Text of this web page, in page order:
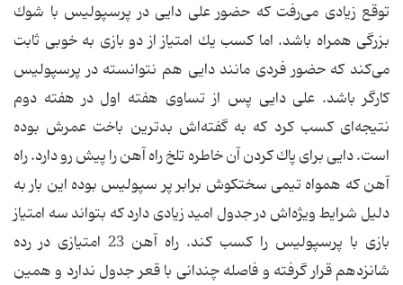
توقع زیادی می‌رفت كه حضور علی دایی در پرسپولیس با شوك
بزرگی همراه باشد. اما كسب یك امتیاز از دو بازی به خوبی ثابت
می‌كند كه حضور فردی مانند دایی هم نتوانسته در پرسپولیس
كارگر باشد. علی دایی پس از تساوی هفته اول در هفته دوم
نتیجه‌ای كسب كرد كه به گفته‌اش بدترین باخت عمرش بوده
است. دایی برای پاك كردن آن خاطره تلخ راه آهن را پیش رو دارد. راه
آهن كه همواه تیمی سختكوش برابر پر سپولیس بوده این بار به
دلیل شرایط ویژه‌اش در جدول امید زیادی دارد كه بتواند سه امتیاز
بازی با پرسپولیس را كسب كند. راه آهن 23 امتیازی در رده
شانزدهم قرار گرفته و فاصله چندانی با قعر جدول ندارد و همین